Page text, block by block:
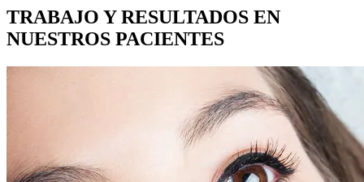
TRABAJO Y RESULTADOS EN
NUESTROS PACIENTES